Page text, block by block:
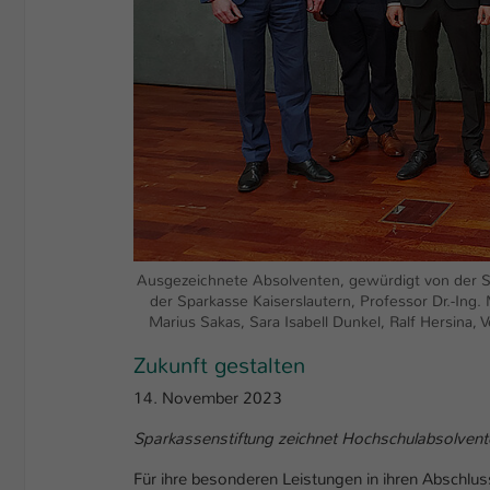
Ausgezeichnete Absolventen, gewürdigt von der
der Sparkasse Kaiserslautern, Professor Dr.-
Marius Sakas, Sara Isabell Dunkel, Ralf Hersina,
Zukunft gestalten
14. November 2023
Sparkassenstiftung zeichnet
Für ihre besonderen Leistungen in ihren